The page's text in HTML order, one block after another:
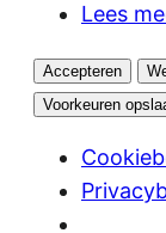
Lees
Accepteren
Voorkeuren